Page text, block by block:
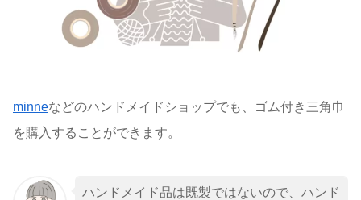
minneなどのハンドメイドショップでも、ゴム付き三角巾
を購入することができます。
ハンドメイド品は既製ではないので、ハンド